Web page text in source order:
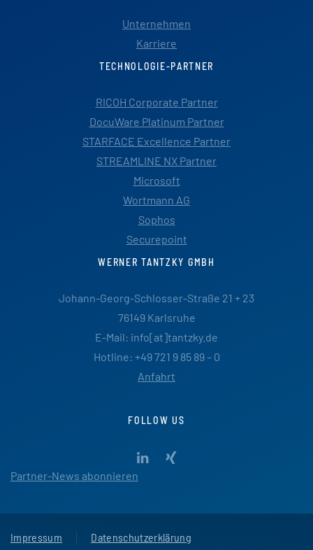
Unternehmen
Karriere
TECHNOLOGIE-PARTNER
RICOH Corporate Partner
DocuWare Platinum Partner
STARFACE Excellence Partner
STREAMLINE NX Partner
Microsoft
Wortmann AG
Sophos
Securepoint
WERNER TANTZKY GMBH
Johann-Georg-Schlosser-Straße 21 + 23
76149 Karlsruhe
E-Mail: info[at]tantzky.de
Hotline: +49 721 9 85 89 – 0
Anfahrt
FOLLOW US
Partner-News abonnieren
Impressum Datenschutzerklärung